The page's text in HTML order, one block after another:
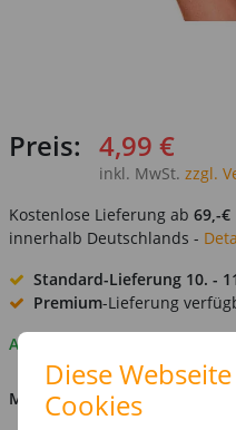
Preis: 4,99 €
inkl. MwSt. zzgl.
Kostenlose Lieferung ab 69,-€
innerhalb Deutschlands -
Standard-Lieferung 10. -
Premium-Lieferung
Auf Lager
MENGE
Diese
Cookies